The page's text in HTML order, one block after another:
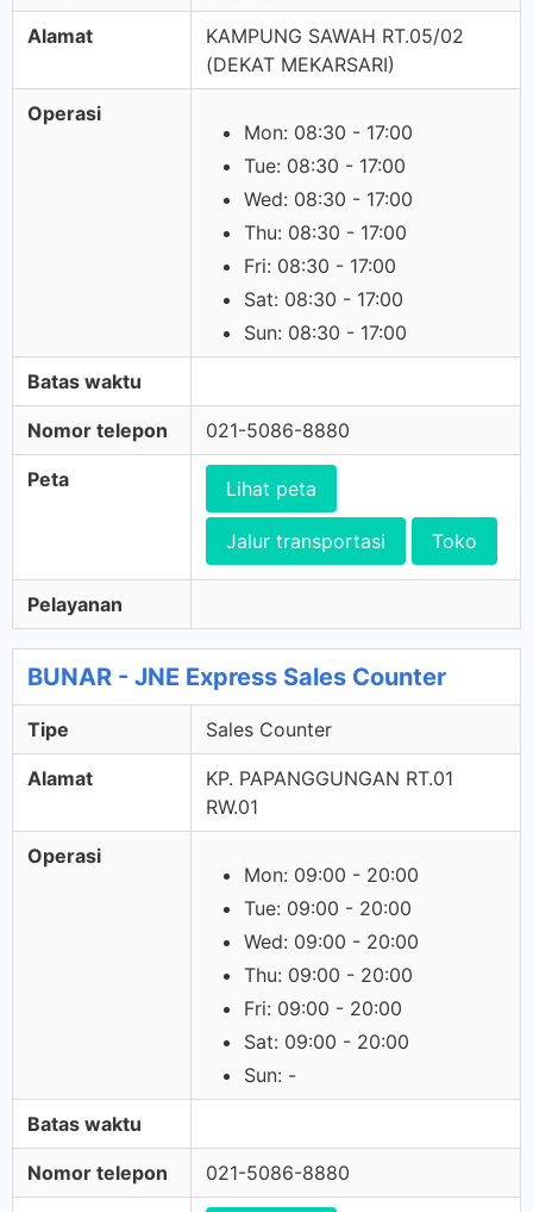
Alamat
KAMPUNG SAWAH RT.05/02
(DEKAT MEKARSARI)
Operasi
Mon: 08:30 - 17:00
Tue: 08:30 - 17:00
Wed: 08:30 - 17:00
Thu: 08:30 - 17:00
Fri: 08:30 - 17:00
Sat: 08:30 - 17:00
Sun: 08:30 - 17:00
Batas waktu
Nomor telepon 021-5086-8880
Peta Lihat peta
Jalur transportasi Toko
Pelayanan
BUNAR - JNE Express Sales Counter
Tipe Sales Counter
Alamat
KP. PAPANGGUNGAN RT.01
RW.01
Operasi
Mon: 09:00 - 20:00
Tue: 09:00 - 20:00
Wed: 09:00 - 20:00
Thu: 09:00 - 20:00
Fri: 09:00 - 20:00
Sat: 09:00 - 20:00
Sun: -
Batas waktu
Nomor telepon 021-5086-8880